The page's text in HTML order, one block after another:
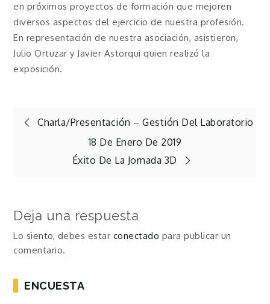
en próximos proyectos de formación que mejoren
diversos aspectos del ejercicio de nuestra profesión.
En representación de nuestra asociación, asistieron,
Julio Ortuzar y Javier Astorqui quien realizó la
exposición.
Navegación
Charla/Presentación – Gestión Del Laboratorio
18 De Enero De 2019
Éxito De La Jornada 3D
Deja una respuesta
Lo siento, debes estar conectado para publicar un
comentario.
ENCUESTA